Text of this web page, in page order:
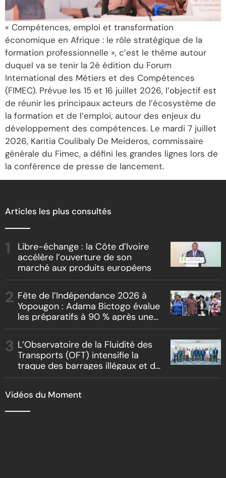
« Compétences, emploi et transformation
économique en Afrique : le rôle stratégique de la
formation professionnelle », c’est le thème autour
duquel va se tenir la 2è édition du Forum
International des Métiers et des Compétences
(FIMEC). Prévue les 15 et 16 juillet 2026, l’objectif est
de réunir les principaux acteurs de l’écosystème de
la formation et de l’emploi, autour des enjeux du
développement des compétences. Le mardi 7 juillet
2026, Karitia Coulibaly De Meideros, commissaire
générale du Fimec, a défini les grandes lignes lors de
la conférence de presse de lancement.
Articles les plus consultés
Libre-échange : la Côte d’Ivoire
accélère l’ouverture de son
marché aux produits européens
Fête de l’Indépendance 2026 à
Yopougon : Adama Bictogo évalue
les préparatifs à 90 % après une
L’Observatoire de la Fluidité des
Transports (OFT) intensifie la
traque des barrages illégaux et du
Vidéos du Moment